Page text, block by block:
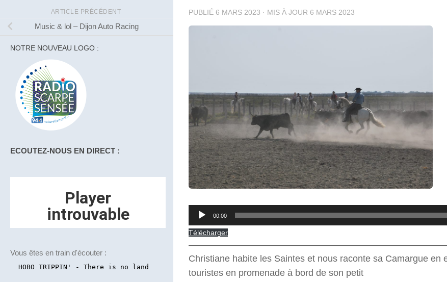
PUBLIÉ 6 MARS 2023 · MIS À JOUR 6 MARS 2023
Lecteur
audio
00:00
Télécharger
Christiane habite les Saintes et nous raconte sa Camargue en
touristes en promenade à bord de son petit
ARTICLE PRÉCÉDENT
Music & lol – Dijon Auto Racing
NOTRE NOUVEAU LOGO :
ECOUTEZ-NOUS EN DIRECT :
Vous êtes en train d'écouter :